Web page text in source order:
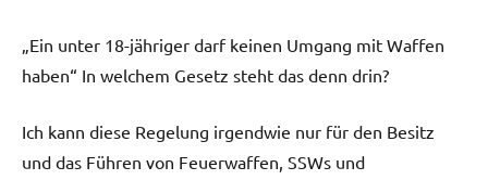
„Ein unter 18-jähriger darf keinen Umgang mit Waffen
haben“ In welchem Gesetz steht das denn drin?
Ich kann diese Regelung irgendwie nur für den Besitz
und das Führen von Feuerwaffen, SSWs und